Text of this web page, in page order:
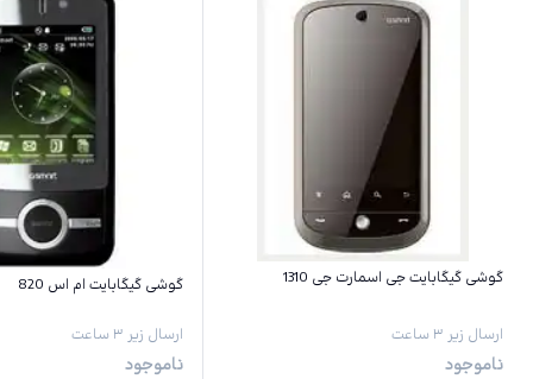
گوشی گیگابایت جی اسمارت جی 1310
ارسال زیر ۳ ساعت
ناموجود
گوشی گیگابایت ام اس 820
ارسال زیر ۳ ساعت
ناموجود